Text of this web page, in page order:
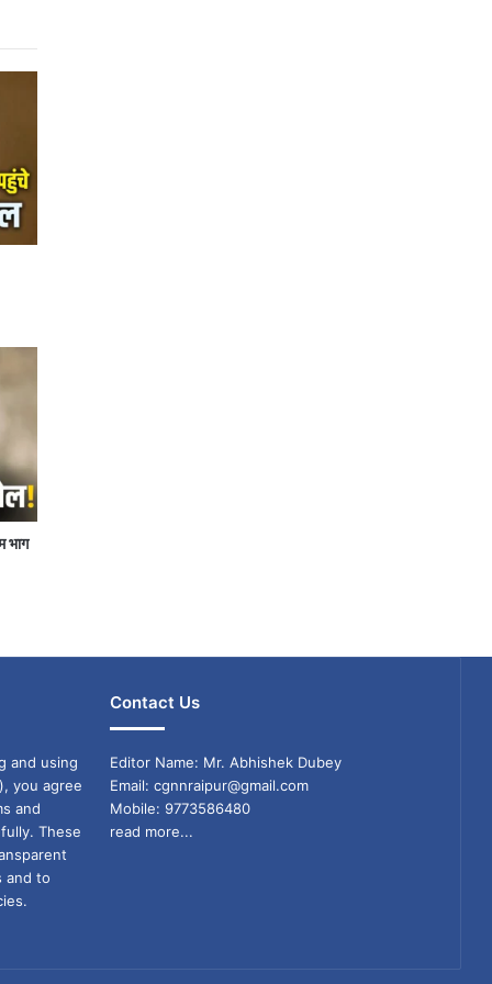
भाग
and using
you agree
and
These
and to
Contact Us
Editor Name: Mr. Abhishek Dubey
Email: cgnnraipur@gmail.com
Mobile: 9773586480
read more...